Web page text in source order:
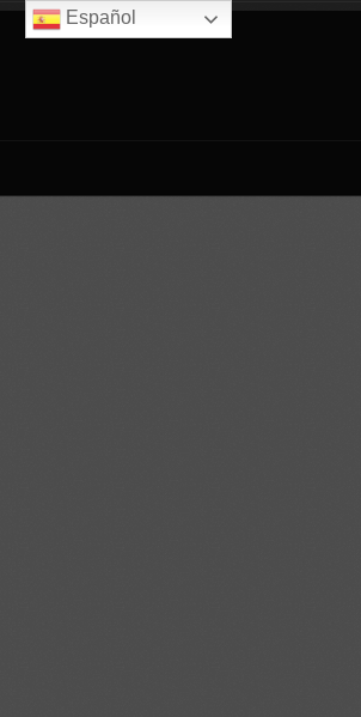
Español